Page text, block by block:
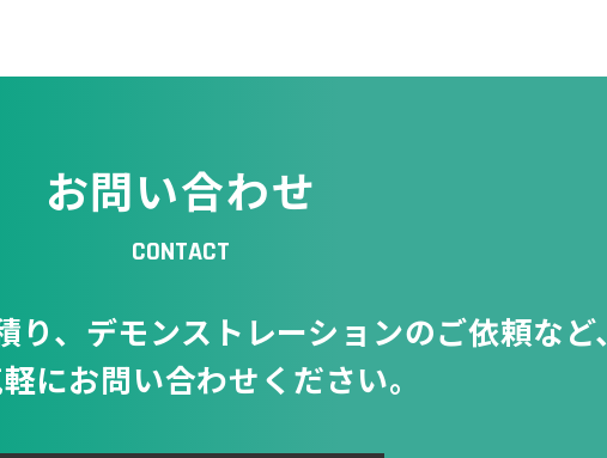
お問い合わせ
CONTACT
、 デモンストレーションのご依頼など、
にお問い合わせください。